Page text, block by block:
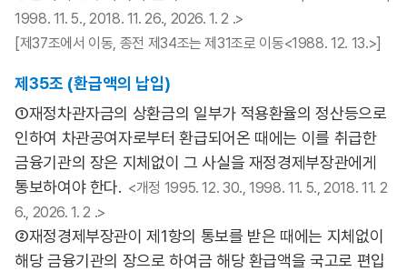
1998. 11. 5., 2018. 11. 26., 2026. 1. 2 .>
[제37조에서 이동, 종전 제34조는 제31조로 이동<1988. 12. 13.>]
제35조 (환급액의 납입)
①재정차관자금의 상환금의 일부가 적용환율의 정산등으로
인하여 차관공여자로부터 환급되어온 때에는 이를 취급한
금융기관의 장은 지체없이 그 사실을 재정경제부장관에게
통보하여야 한다. <개정 1995. 12. 30., 1998. 11. 5., 2018. 11. 2
6., 2026. 1. 2 .>
②재정경제부장관이 제1항의 통보를 받은 때에는 지체없이
해당 금융기관의 장으로 하여금 해당 환급액을 국고로 편입